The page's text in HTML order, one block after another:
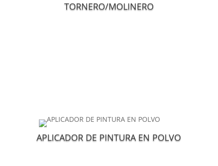
TORNERO/MOLINERO
APLICADOR DE PINTURA EN POLVO